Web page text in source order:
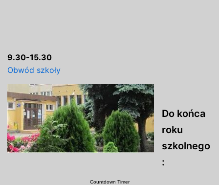
9.30-15.30
Obwód szkoły
Do końca
roku
szkolnego
: